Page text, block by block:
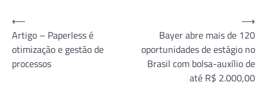
Navegação
de
Post
⟵
Artigo – Paperless é
otimização e gestão de
processos
Bayer abre mais de 120
oportunidades de estágio no
Brasil com bolsa-auxílio de
até R$ 2.000,00
⟶